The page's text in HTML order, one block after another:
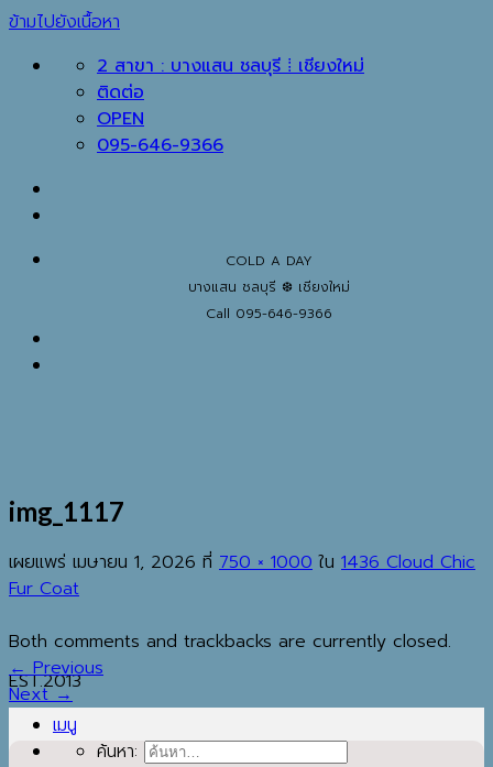
ข้ามไปยังเนื้อหา
2 สาขา : บางแสน ชลบุรี ⁞ เชียงใหม่
ติดต่อ
OPEN
095-646-9366
COLD A DAY
บางแสน ชลบุรี ❆ เชียงใหม่
Call 095-646-9366
EST.2013
เมนู
ค้นหา:
img_1117
เผยแพร่ เมษายน 1, 2026 ที่ 750 × 1000 ใน 1436 Cloud Chic
Fur Coat
Both comments and trackbacks are currently closed.
←Previous
Next→